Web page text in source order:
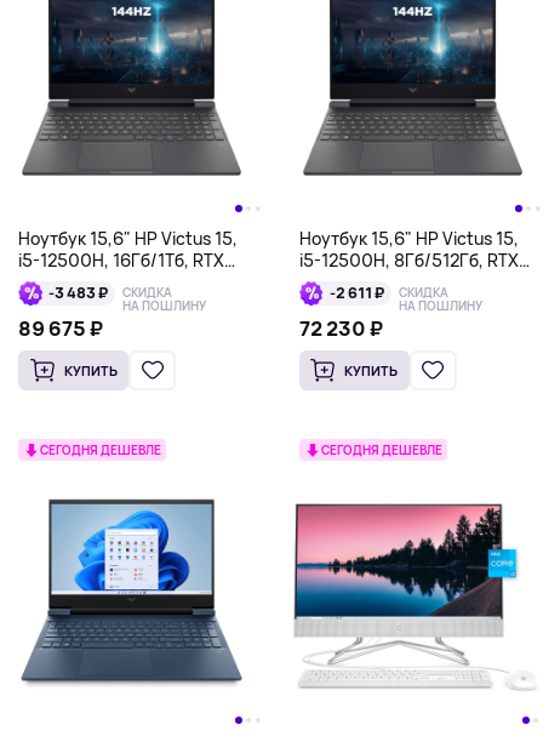
Ноутбук 15,6" HP Victus 15,
i5-12500H, 16Гб/1Тб, RTX
3050 4Гб, черный
-3 483 ₽ СКИДКА
НА ПОШЛИНУ
89 675 ₽
КУПИТЬ
Ноутбук 15,6" HP Victus 15,
i5-12500H, 8Гб/512Гб, RTX
3050 4Гб, черный
-2 611 ₽ СКИДКА
НА ПОШЛИНУ
72 230 ₽
КУПИТЬ
СЕГОДНЯ ДЕШЕВЛЕ СЕГОДНЯ ДЕШЕВЛЕ